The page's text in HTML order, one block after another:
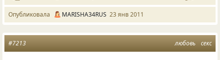
Опубликовала MARISHA34RUS 23 янв 2011
любовь секс
#7213